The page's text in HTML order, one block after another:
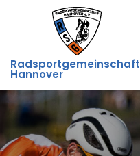
Radsportgemeinschaft
Hannover